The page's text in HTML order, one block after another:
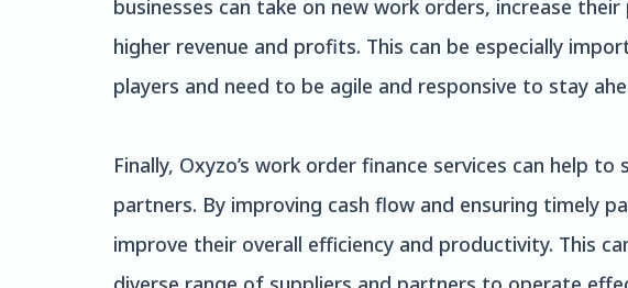
businesses can take on new work orders, increase
higher revenue and profits. This can be especially
players and need to be agile and responsive to stay
Finally, Oxyzo’s work order finance services can help
partners. By improving cash flow and ensuring timely
improve their overall efficiency and productivity. This